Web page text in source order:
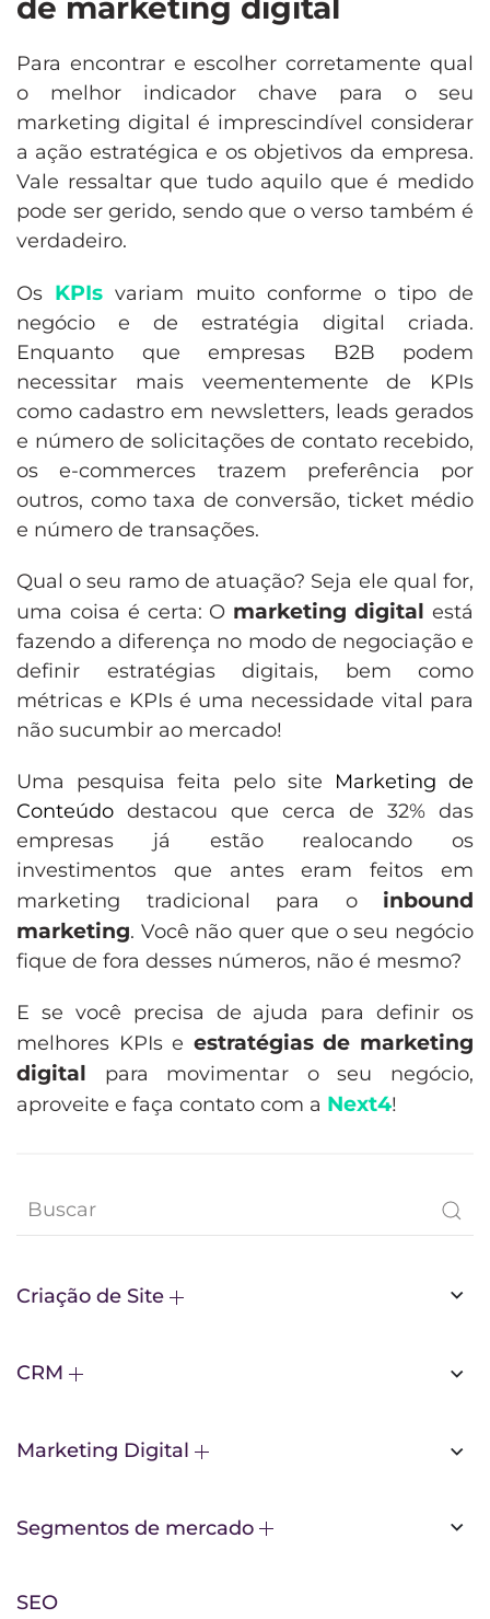
de marketing digital
Para encontrar e escolher corretamente qual
o melhor indicador chave para o seu
marketing digital é imprescindível considerar
a ação estratégica e os objetivos da empresa.
Vale ressaltar que tudo aquilo que é medido
pode ser gerido, sendo que o verso também é
verdadeiro.
Os KPIs variam muito conforme o tipo de
negócio e de estratégia digital criada.
Enquanto que empresas B2B podem
necessitar mais veementemente de KPIs
como cadastro em newsletters, leads gerados
e número de solicitações de contato recebido,
os e-commerces trazem preferência por
outros, como taxa de conversão, ticket médio
e número de transações.
Qual o seu ramo de atuação? Seja ele qual for,
uma coisa é certa: O marketing digital está
fazendo a diferença no modo de negociação e
definir estratégias digitais, bem como
métricas e KPIs é uma necessidade vital para
não sucumbir ao mercado!
Uma pesquisa feita pelo site Marketing de
Conteúdo destacou que cerca de 32% das
empresas já estão realocando os
investimentos que antes eram feitos em
marketing tradicional para o inbound
marketing. Você não quer que o seu negócio
fique de fora desses números, não é mesmo?
E se você precisa de ajuda para definir os
melhores KPIs e estratégias de marketing
digital para movimentar o seu negócio,
aproveite e faça contato com a Next4!
Criação de Site
CRM
Marketing Digital
Segmentos de mercado
SEO